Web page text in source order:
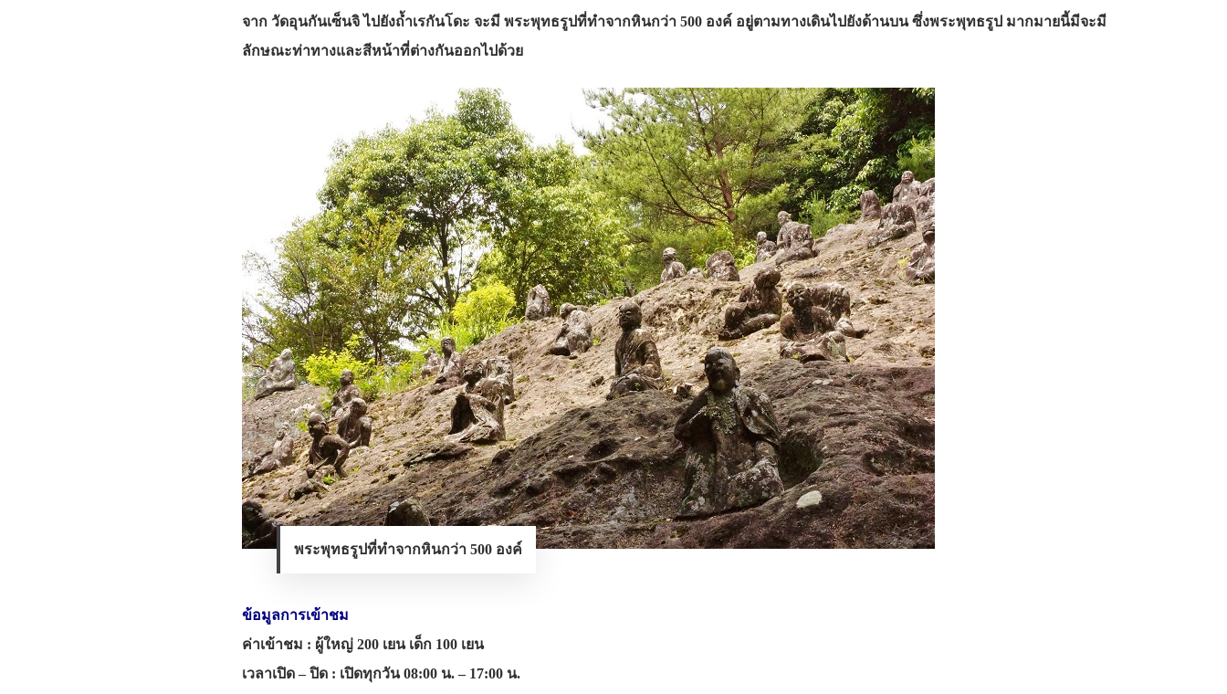
จาก วัดอุนกันเซ็นจิ ไปยังถ้ำเรกันโดะ จะมี พระพุทธรูปที่ทำจากหินกว่า 500 องค์ อยู่ตามทางเดินไปยังด้านบน ซึ่งพระพุทธรูป มากมายนี้มีจะมี
ลักษณะท่าทางและสีหน้าที่ต่างกันออกไปด้วย
พระพุทธรูปที่ทำจากหินกว่า 500 องค์
ข้อมูลการเข้าชม
ค่าเข้าชม : ผู้ใหญ่ 200 เยน เด็ก 100 เยน
เวลาเปิด – ปิด : เปิดทุกวัน 08:00 น. – 17:00 น.